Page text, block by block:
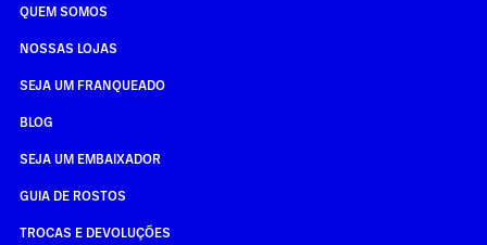
QUEM SOMOS
NOSSAS LOJAS
SEJA UM FRANQUEADO
BLOG
SEJA UM EMBAIXADOR
GUIA DE ROSTOS
TROCAS E DEVOLUÇÕES